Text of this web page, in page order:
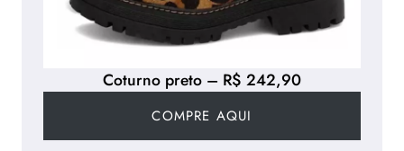
Coturno preto – R$ 242,90
COMPRE AQUI